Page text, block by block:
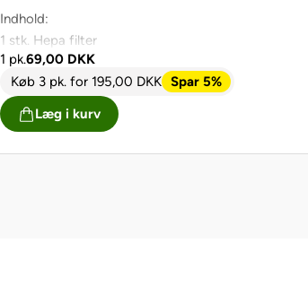
Indhold:
1 stk. Hepa filter
1 pk.69,00 DKK
Køb 3 pk. for 195,00 DKK Spar 5%
Læg i kurv